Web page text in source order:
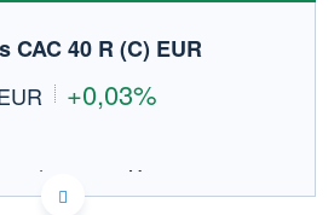
FORUM
40 R (C) EUR
+0,03%
Investment Managers